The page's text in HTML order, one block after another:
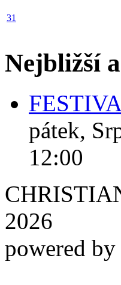
31
Nejbližší
pátek,
12:00
2026
powered by